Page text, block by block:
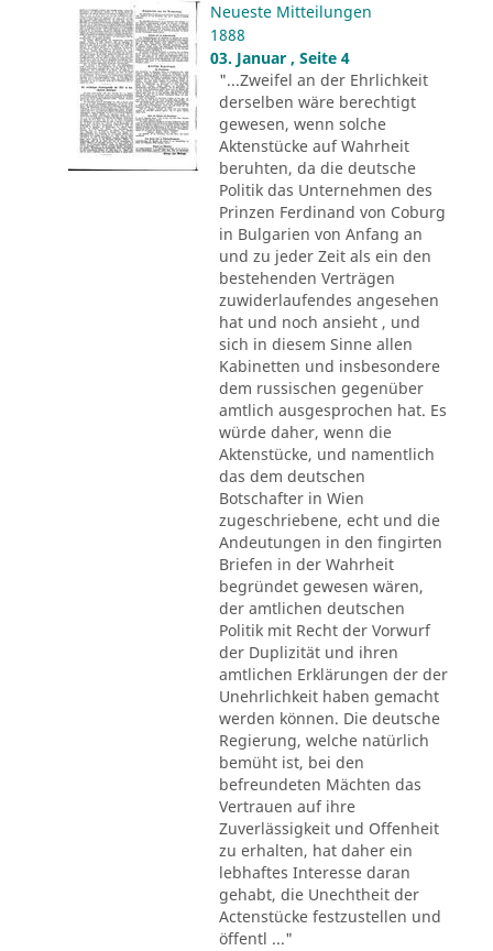
Neueste Mitteilungen
1888
03. Januar , Seite 4
"...Zweifel an der Ehrlichkeit
derselben wäre berechtigt
gewesen, wenn solche
Aktenstücke auf Wahrheit
beruhten, da die deutsche
Politik das Unternehmen des
Prinzen Ferdinand von Coburg
in Bulgarien von Anfang an
und zu jeder Zeit als ein den
bestehenden Verträgen
zuwiderlaufendes angesehen
hat und noch ansieht , und
sich in diesem Sinne allen
Kabinetten und insbesondere
dem russischen gegenüber
amtlich ausgesprochen hat. Es
würde daher, wenn die
Aktenstücke, und namentlich
das dem deutschen
Botschafter in Wien
zugeschriebene, echt und die
Andeutungen in den fingirten
Briefen in der Wahrheit
begründet gewesen wären,
der amtlichen deutschen
Politik mit Recht der Vorwurf
der Duplizität und ihren
amtlichen Erklärungen der der
Unehrlichkeit haben gemacht
werden können. Die deutsche
Regierung, welche natürlich
bemüht ist, bei den
befreundeten Mächten das
Vertrauen auf ihre
Zuverlässigkeit und Offenheit
zu erhalten, hat daher ein
lebhaftes Interesse daran
gehabt, die Unechtheit der
Actenstücke festzustellen und
öffentl ..."